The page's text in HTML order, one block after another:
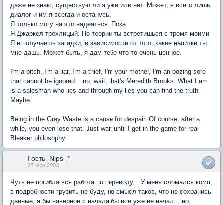
даже не знаю, существую ли я уже или нет. Может, я всего лишь
диалог и им я всегда и останусь.
Я только могу на это надеяться. Пока.
Я Джаркел трехлицый. По теории ты встретишься с тремя моими
Я и получаешь загадки, в зависимости от того, какие напитки ты
мне дашь. Может быть, я дам тебе что-то очень ценное.
I'm a bitch, I'm a liar, I'm a thief, I'm your mother, I'm an oozing sore
that cannot be ignored... no, wait, that's Meredith Brooks. What I am
is a salesman who lies and through my lies you can find the truth.
Maybe.
Being in the Gray Waste is a cause for despair. Of course, after a
while, you even lose that. Just wait until I get in the game for real
Bleaker philosophy.
Гость_Nips_*
27 июн 2003
Чуть не погибла вся работа по переводу... У меня сломался комп,
в подробности грузить не буду, но смысл таков, что не сохранись
данные, я бы наверное с начала бы все уже не начал... но,